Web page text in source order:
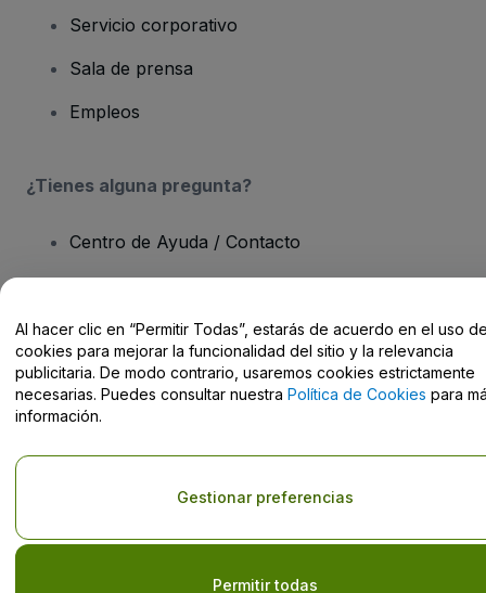
Servicio corporativo
Sala de prensa
Empleos
¿Tienes alguna pregunta?
Centro de Ayuda / Contacto
Derechos reservados © viagogo GmbH 2026 Datos de la Empresa
El uso de este sitio web constituye la aceptación de losTérminos y
Condiciones, de laPolítica de Privacidad, de laPolítica de Cookies
y de laPolítica de Privacidad para Móviles
privacidad
Al hacer clic en “Permitir Todas”, estarás de acuerdo en el uso
cookies para mejorar la funcionalidad del sitio y la relevancia
publicitaria. De modo contrario, usaremos cookies estrictamente
necesarias. Puedes consultar nuestra Política de Cookies para
información.
Permitir todas
Gestionar preferencias